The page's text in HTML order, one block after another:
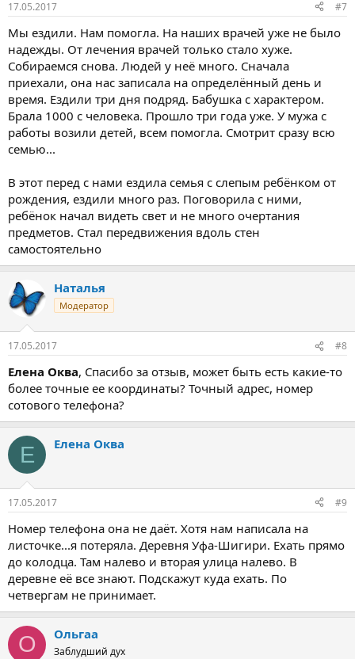
17.05.2017 #7
Мы ездили. Нам помогла. На наших врачей уже не было
надежды. От лечения врачей только стало хуже.
Собираемся снова. Людей у неё много. Сначала
приехали, она нас записала на определённый день и
время. Ездили три дня подряд. Бабушка с характером.
Брала 1000 с человека. Прошло три года уже. У мужа с
работы возили детей, всем помогла. Смотрит сразу всю
семью...
В этот перед с нами ездила семья с слепым ребёнком от
рождения, ездили много раз. Поговорила с ними,
ребёнок начал видеть свет и не много очертания
предметов. Стал передвижения вдоль стен
самостоятельно
Наталья
Модератор
17.05.2017 #8
Елена Оква, Спасибо за отзыв, может быть есть какие-то
более точные ее координаты? Точный адрес, номер
сотового телефона?
Е Елена Оква
17.05.2017 #9
Номер телефона она не даёт. Хотя нам написала на
листочке...я потеряла. Деревня Уфа-Шигири. Ехать прямо
до колодца. Там налево и вторая улица налево. В
деревне её все знают. Подскажут куда ехать. По
четвергам не принимает.
О Ольгаа
Заблудший дух